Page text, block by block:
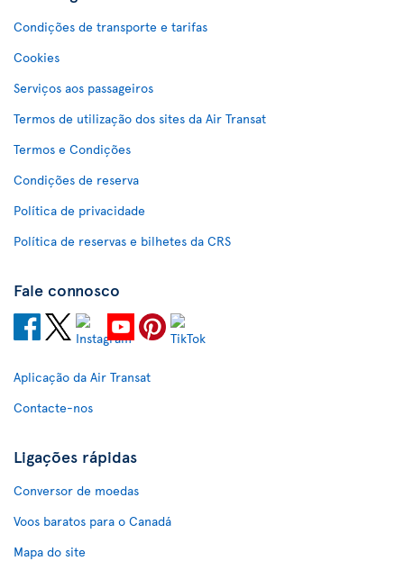
Condições de transporte e tarifas
Cookies
Serviços aos passageiros
Termos de utilização dos sites da Air Transat
Termos e Condições
Condições de reserva
Política de privacidade
Política de reservas e bilhetes da CRS
Fale connosco
Aplicação da Air Transat
Contacte-nos
Ligações rápidas
Conversor de moedas
Voos baratos para o Canadá
Mapa do site